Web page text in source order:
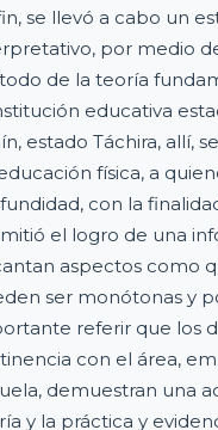
se llevó a cabo un
por medio
de la teoría
educativa
estado Táchira, allí,
física, a
con la
el logro de una
aspectos como
ser monótonas y
referir que los
con el área,
demuestran una
y la práctica y